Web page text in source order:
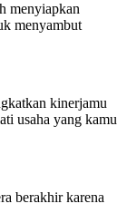
menyiapkan
menyambut
kinerjamu
usaha yang kamu
berakhir karena